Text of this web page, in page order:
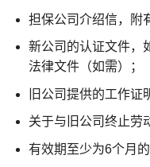
担保公司介绍信，附
新公司的认证文件，
法律文件（如需）；
旧公司提供的工作证
关于与旧公司终止劳
有效期至少为6个月